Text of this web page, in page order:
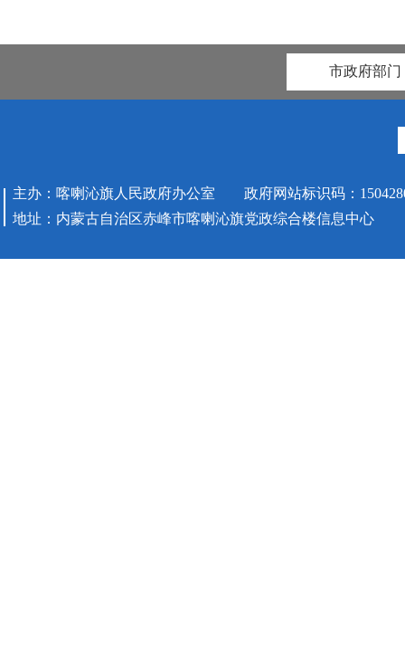
市政府部门
主办：喀喇沁旗人民政府办公室 政府网站标识码：
地址：内蒙古自治区赤峰市喀喇沁旗党政综合楼信息中心